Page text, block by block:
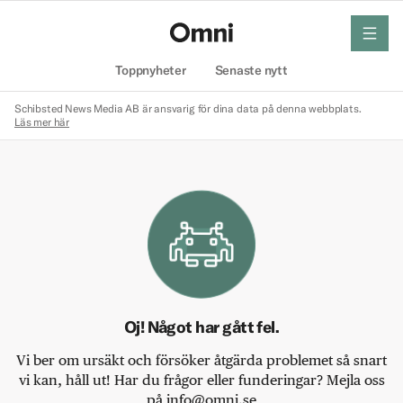
Toppnyheter Senaste nytt
meny
Schibsted News Media AB är ansvarig för dina data på denna webbplats.
Läs mer här
Oj! Något har gått fel.
Vi ber om ursäkt och försöker åtgärda problemet så snart
vi kan, håll ut! Har du frågor eller funderingar? Mejla oss